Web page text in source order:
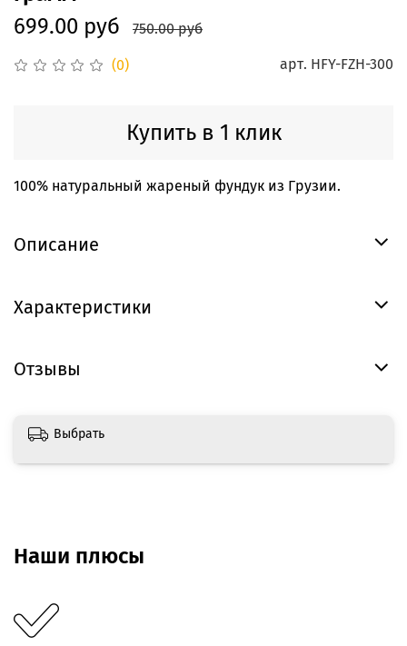
(0) арт. HFY-FZH-300
699.00 руб
750.00 руб
Купить в 1 клик
100% натуральный жареный фундук из Грузии.
Описание
Характеристики
Отзывы
Выбрать
Наши плюсы